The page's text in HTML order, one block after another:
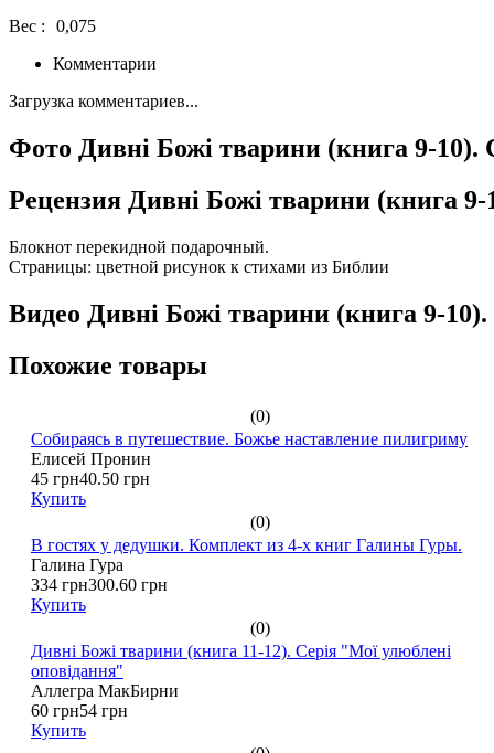
Вес :
0,075
Комментарии
Загрузка комментариев...
Фото Дивні Божі тварини (книга 9-10).
Рецензия Дивні Божі тварини (книга
Блокнот перекидной подарочный.
Страницы: цветной рисунок к стихами из Библии
Видео Дивні Божі тварини (книга 9-
Похожие товары
(0)
Собираясь в путешествие. Божье наставление пилигриму
Елисей Пронин
45 грн40.50 грн
Купить
(0)
В гостях у дедушки. Комплект из 4-х книг Галины Гуры.
Галина Гура
334 грн300.60 грн
Купить
(0)
Дивні Божі тварини (книга 11-12). Серія "Мої улюблені
оповідання"
Аллегра МакБирни
60 грн54 грн
Купить